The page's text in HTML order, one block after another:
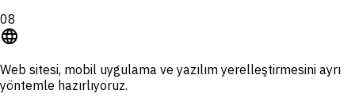
08
language
Web sitesi, mobil uygulama ve yazılım yerelleştirmesini ayrı
yöntemle hazırlıyoruz.